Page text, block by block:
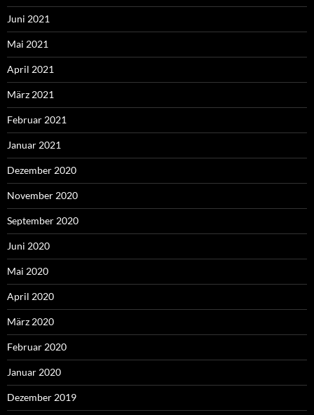
Juni 2021
Mai 2021
April 2021
März 2021
Februar 2021
Januar 2021
Dezember 2020
November 2020
September 2020
Juni 2020
Mai 2020
April 2020
März 2020
Februar 2020
Januar 2020
Dezember 2019